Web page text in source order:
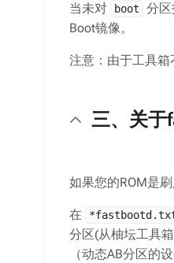
当未对 boot 分
Boot镜像。
注意：由于工具箱
三、关于
如果您的ROM是
在
分区(从柚坛工具
（动态AB分区的